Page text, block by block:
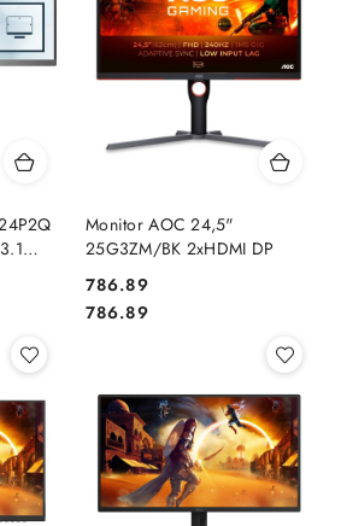
Monitor AOC 24,5"
25G3ZM/BK 2xHDMI DP
Cena:
786.89
Cena:
786.89